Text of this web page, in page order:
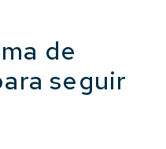
de
seguir